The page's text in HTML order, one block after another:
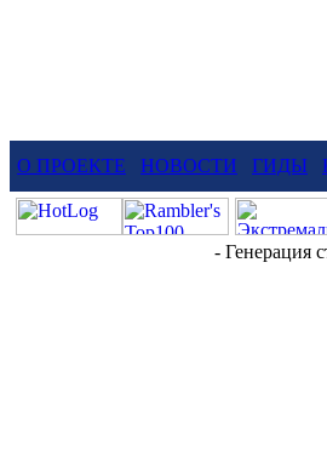
О ПРОЕКТЕ НОВОСТИ ГИДЫ
- Генерация